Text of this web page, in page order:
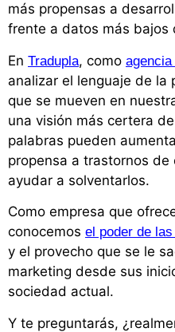
más propensas a
frente a datos más bajos
En Tradupla, como
analizar el lenguaje de
que se mueven en
una visión más certera
palabras pueden
propensa a trastornos
ayudar a solventarlos.
Como empresa que
conocemos el poder de
y el provecho que se le
marketing desde sus
sociedad actual.
Y te preguntarás,